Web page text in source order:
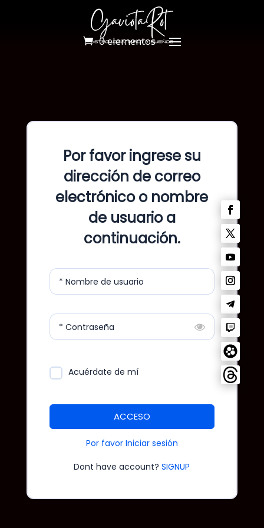
0 elementos
Por favor ingrese su
dirección de correo
electrónico o nombre
de usuario a
continuación.
* Nombre de usuario
* Contraseña
Acuérdate de mí
ACCESO
Por favor Iniciar sesión
Dont have account?SIGNUP